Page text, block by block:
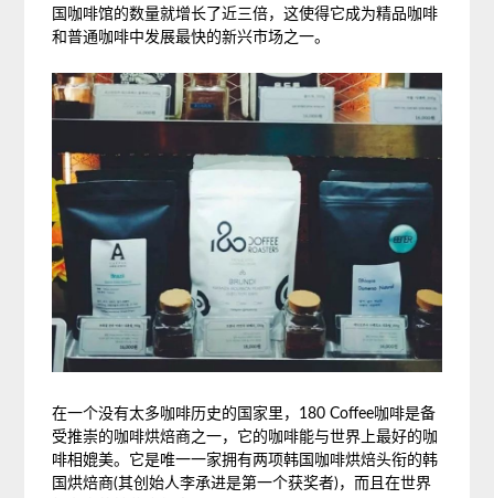
国咖啡馆的数量就增长了近三倍，这使得它成为精品咖啡
和普通咖啡中发展最快的新兴市场之一。
在一个没有太多咖啡历史的国家里，180 Coffee咖啡是备
受推崇的咖啡烘焙商之一，它的咖啡能与世界上最好的咖
啡相媲美。它是唯一一家拥有两项韩国咖啡烘焙头衔的韩
国烘焙商(其创始人李承进是第一个获奖者)，而且在世界